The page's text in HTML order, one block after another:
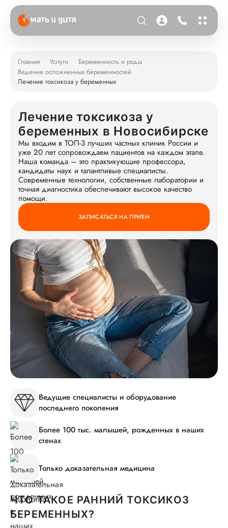
Главная Услуги
Беременность и роды
Ведение осложненных беременностей
Лечение токсикоза у беременных
Лечение токсикоза у
беременных в Новосибирске
Мы входим в ТОП-3 лучших частных клиник России и
уже 20 лет сопровождаем пациентов на каждом этапе.
Наша команда – это практикующие профессора,
кандидаты наук и талантливые специалисты.
Современные технологии, собственные лаборатории и
точная диагностика обеспечивают высокое качество
помощи.
ЗАПИСАТЬСЯ НА ПРИЕМ
Ведущие специалисты и оборудование
последнего поколения
Более 100 тыс. малышей, рожденных в наших
стенах
Только доказательная медицина
ЧТО ТАКОЕ РАННИЙ ТОКСИКОЗ
БЕРЕМЕННЫХ?